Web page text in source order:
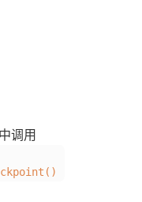
调用